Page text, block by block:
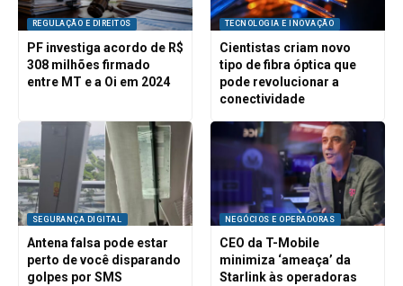
REGULAÇÃO E DIREITOS
PF investiga acordo de R$
308 milhões firmado
entre MT e a Oi em 2024
TECNOLOGIA E INOVAÇÃO
Cientistas criam novo
tipo de fibra óptica que
pode revolucionar a
conectividade
SEGURANÇA DIGITAL
Antena falsa pode estar
perto de você disparando
golpes por SMS
NEGÓCIOS E OPERADORAS
CEO da T-Mobile
minimiza ‘ameaça’ da
Starlink às operadoras